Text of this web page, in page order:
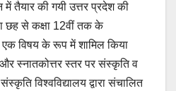
में तैयार की गयी उत्तर प्रदेश की
छह से कक्षा 12वीं तक के
विषय के रूप में शामिल किया
स्नातकोत्तर स्तर पर संस्कृति व
विश्वविद्यालय द्वारा संचालित